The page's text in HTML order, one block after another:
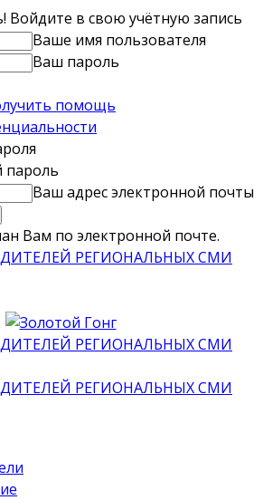
Войдите в свою учётную запись
Ваше имя пользователя
Ваш пароль
помощь
пароль
Ваш адрес электронной почты
Вам по электронной почте.